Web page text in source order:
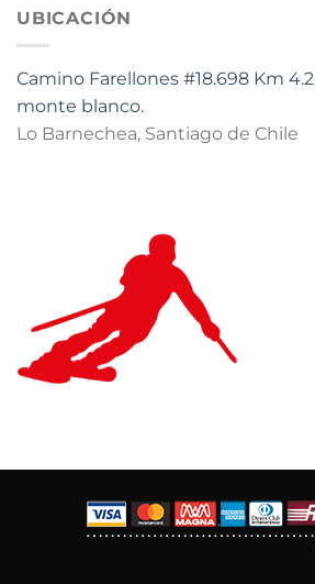
UBICACIÓN
Camino Farellones #18.698 Km
monte blanco.
Lo Barnechea, Santiago de Chile